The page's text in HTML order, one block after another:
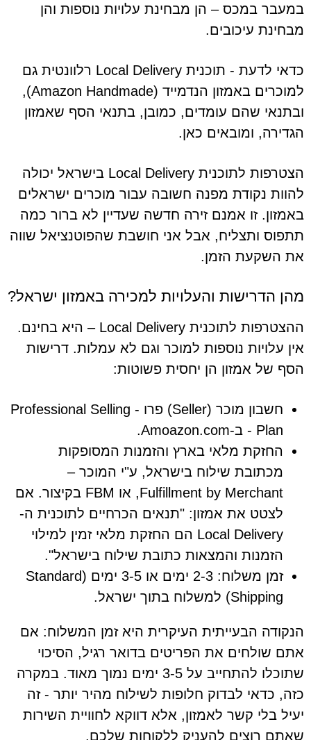
במעבר במכס – הן מבחינת עלויות נוספות והן
מבחינת עיכובים.
כדאי לדעת - תוכנית Local Delivery רלוונטית גם
למוכרים באמזון הנדמייד (Amazon Handmade),
ובתנאי שהם עומדים, כמובן, בתנאי הסף שאמזון
הגדירה, ומובאים כאן.
הצטרפות לתוכנית Local Delivery בישראל יכולה
להוות נקודת מפנה חשובה עבור מוכרים ישראלים
באמזון. זו אמנם זירה חדשה שעדיין לא ברור כמה
תתפוס ותצליח, אבל אני חושבת שהפוטנציאל שווה
את השקעת הזמן.
מהן הדרישות והעלויות למכירה באמזון ישראל?
ההצטרפות לתוכנית Local Delivery – היא בחינם.
אין עלויות נוספות למוכר וגם לא עמלות. דרישות
הסף של אמזון הן יחסית פשוטות:
חשבון מוכר (Seller) פרו - Professional Selling
Plan - ב-Amoazon.com.
החזקת מלאי בארץ והזמנות המסופקות
מכתובת שילוח בישראל, ע"י המוכר –
Fulfillment by Merchant, או FBM בקיצור. אם
לצטט את אמזון: "תנאים הכרחיים לתוכנית ה-
Local Delivery הם החזקת מלאי זמין למילוי
הזמנות והמצאות כתובת שילוח בישראל".
זמן משלוח: 2-3 ימים או 3-5 ימים (Standard
Shipping) למשלוח בתוך ישראל.
הנקודה הבעייתית העיקרית היא זמן המשלוח: אם
אתם שולחים את הפריטים בדואר רגיל, הסיכוי
שתוכלו להתחייב על 3-5 ימים נמוך מאוד. במקרה
כזה, כדאי לבדוק חלופות לשילוח מהיר יותר - זה
יעיל בלי קשר לאמזון, אלא דווקא לחוויית השירות
שאתם רוצים להעניק ללקוחות שלכם.